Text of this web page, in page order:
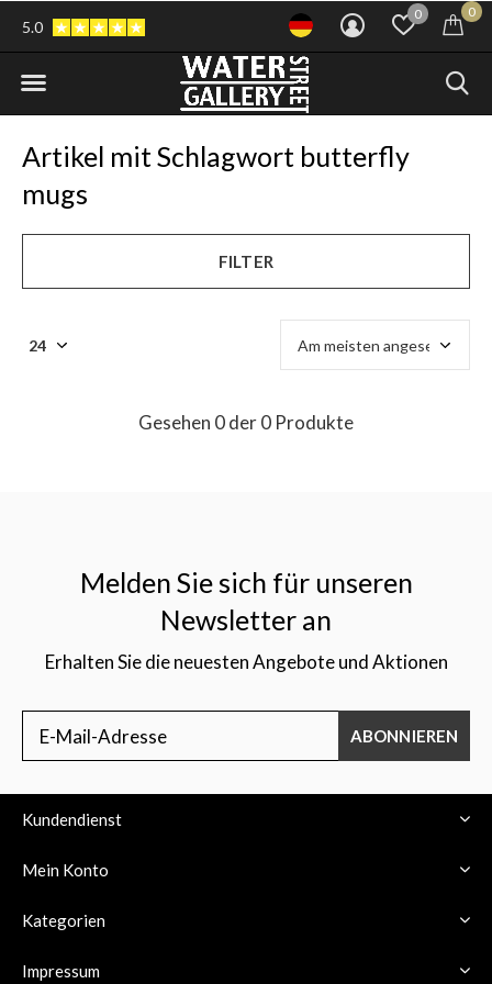
0 0
5.0
Artikel mit Schlagwort butterfly
mugs
FILTER
Gesehen 0 der 0 Produkte
Melden Sie sich für unseren
Newsletter an
Erhalten Sie die neuesten Angebote und Aktionen
ABONNIEREN
Kundendienst
Mein Konto
Kategorien
Impressum